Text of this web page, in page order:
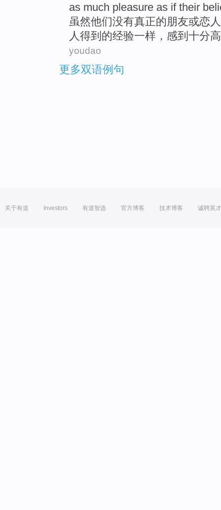
as much pleasure as if their
虽然他们没有真正的 朋友或恋人
人 得到 的经验一样 ，感到 十分
youdao
更多双语例句
关于有道 Investors 有道智选 官方博客 技术博客 诚聘英才